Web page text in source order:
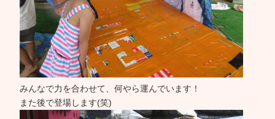
みんなで力を合わせて、何やら運んでいます！
また後で登場します(笑)